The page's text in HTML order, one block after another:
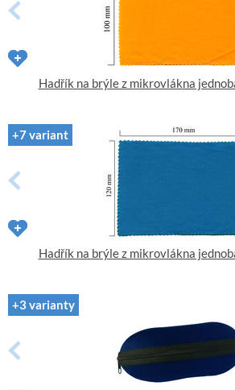
Hadřík na brýle z mikrovlákna
+7 variant
Hadřík na brýle z mikrovlákna
+3 varianty